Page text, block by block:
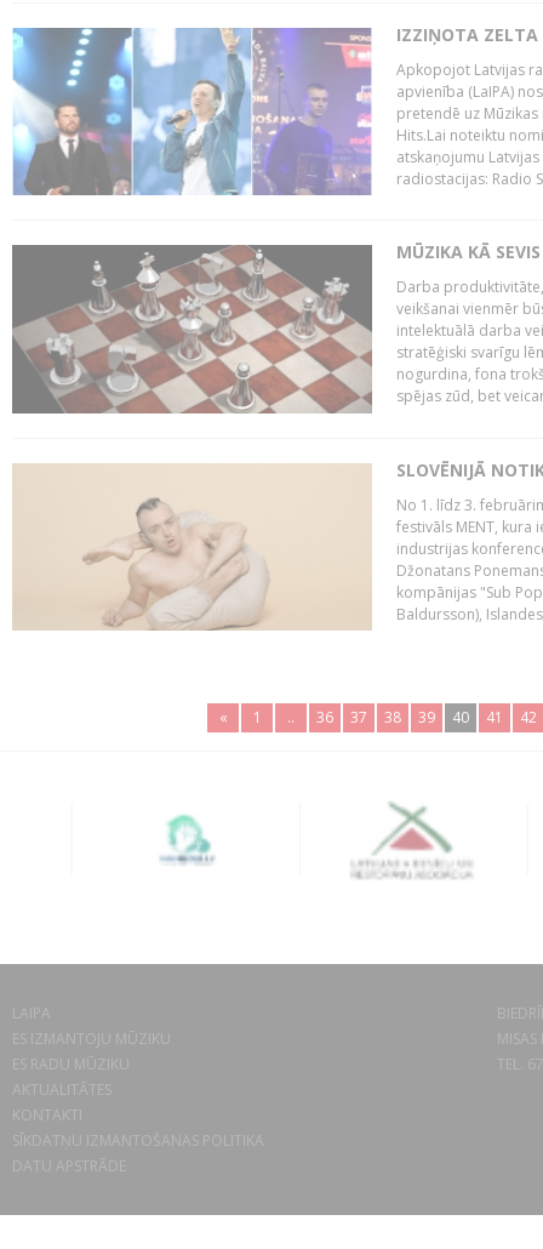
IZZIŅOTA ZELTA
Apkopojot Latvijas
apvienība (LaIPA)
pretendē uz
Hits.Lai noteiktu
atskaņojumu
radiostacijas: Radio
MŪZIKA KĀ
Darba
veikšanai vienmēr
intelektuālā darba
stratēģiski svarīgu
nogurdina, fona
spējas zūd, bet
SLOVĒNIJĀ
No 1. līdz 3.
festivāls MENT, kura
industrijas
Džonatans
kompānijas "Sub
Baldursson),
« 1 .. 36 37 38 39 40 41 42
LAIPA
ES IZMANTOJU MŪZIKU
ES RADU MŪZIKU
AKTUALITĀTES
KONTAKTI
SĪKDATŅU IZMANTOŠANAS POLITIKA
DATU APSTRĀDE
TEL.